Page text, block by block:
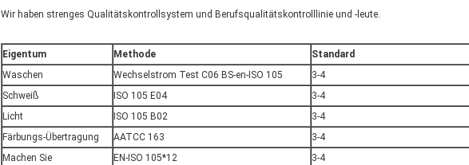
Wir haben strenges Qualitätskontrollsystem und Berufsqualitätskontrolllinie und -leute.
Eigentum Methode
Standard
Waschen
Wechselstrom Test C06 BS-en-ISO 105
3-4
Schweiß
ISO 105 E04
3-4
Licht
ISO 105 B02
3-4
Färbungs-Übertragung
AATCC 163
3-4
Machen Sie
EN-ISO 105*12 3-4